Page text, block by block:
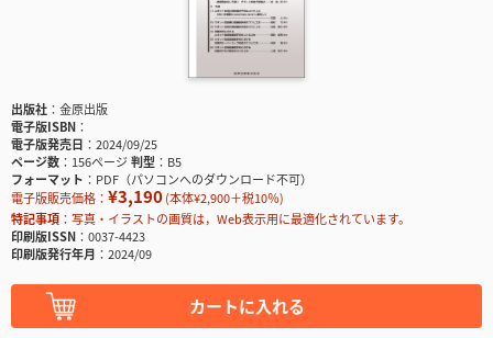
出版社
金原出版
電子版ISBN
電子版発売日
2024/09/25
ページ数
156ページ判型
B5
フォーマット
PDF（パソコンへのダウンロード不可）
電子版販売価格： ¥3,190(本体¥2,900＋税10％)
特記事項
写真・イラストの画質は，Web表示用に最適化されています。
印刷版ISSN
0037-4423
印刷版発行年月
2024/09
カートに入れる